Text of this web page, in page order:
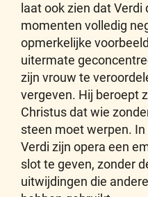
laat ook zien dat
momenten volledig
opmerkelijke
uitermate
zijn vrouw te
vergeven. Hij beroept
Christus dat wie
steen moet werpen.
Verdi zijn opera een
slot te geven, zonder
uitwijdingen die